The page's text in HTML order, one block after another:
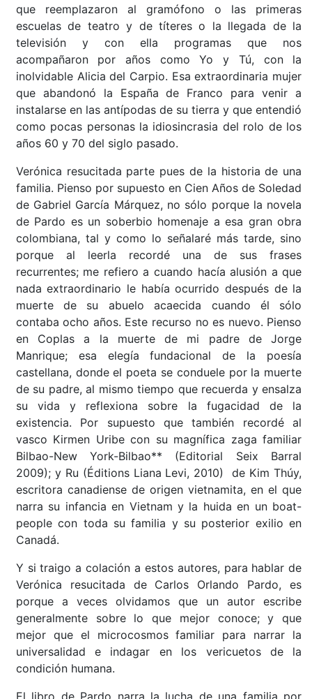
que reemplazaron al gramófono o las primeras
escuelas de teatro y de títeres o la llegada de la
televisión y con ella programas que nos
acompañaron por años como Yo y Tú, con la
inolvidable Alicia del Carpio. Esa extraordinaria mujer
que abandonó la España de Franco para venir a
instalarse en las antípodas de su tierra y que entendió
como pocas personas la idiosincrasia del rolo de los
años 60 y 70 del siglo pasado.
Verónica resucitada parte pues de la historia de una
familia. Pienso por supuesto en Cien Años de Soledad
de Gabriel García Márquez, no sólo porque la novela
de Pardo es un soberbio homenaje a esa gran obra
colombiana, tal y como lo señalaré más tarde, sino
porque al leerla recordé una de sus frases
recurrentes; me refiero a cuando hacía alusión a que
nada extraordinario le había ocurrido después de la
muerte de su abuelo acaecida cuando él sólo
contaba ocho años. Este recurso no es nuevo. Pienso
en Coplas a la muerte de mi padre de Jorge
Manrique; esa elegía fundacional de la poesía
castellana, donde el poeta se conduele por la muerte
de su padre, al mismo tiempo que recuerda y ensalza
su vida y reflexiona sobre la fugacidad de la
existencia. Por supuesto que también recordé al
vasco Kirmen Uribe con su magnífica zaga familiar
Bilbao-New York-Bilbao** (Editorial Seix Barral
2009); y Ru (Éditions Liana Levi, 2010) de Kim Thúy,
escritora canadiense de origen vietnamita, en el que
narra su infancia en Vietnam y la huida en un boat-
people con toda su familia y su posterior exilio en
Canadá.
Y si traigo a colación a estos autores, para hablar de
Verónica resucitada de Carlos Orlando Pardo, es
porque a veces olvidamos que un autor escribe
generalmente sobre lo que mejor conoce; y que
mejor que el microcosmos familiar para narrar la
universalidad e indagar en los vericuetos de la
condición humana.
El libro de Pardo narra la lucha de una familia por